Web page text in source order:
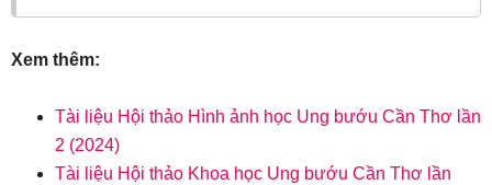
Xem thêm:
Tài liệu Hội thảo Hình ảnh học Ung bướu Cần Thơ lần
2 (2024)
Tài liệu Hội thảo Khoa học Ung bướu Cần Thơ lần